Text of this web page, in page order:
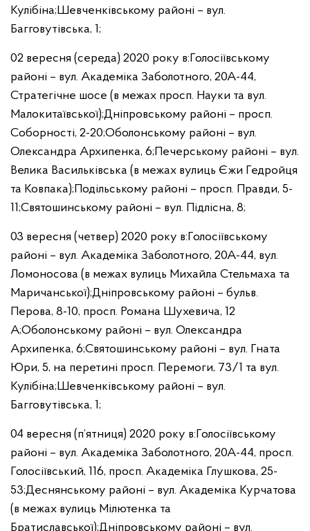
Кулібіна;Шевченківському районі – вул.
Багговутівська, 1;
02 вересня (середа) 2020 року в:Голосіївському
районі – вул. Академіка Заболотного, 20А-44,
Стратегічне шосе (в межах просп. Науки та вул.
Малокитаївської);Дніпровському районі – просп.
Соборності, 2-20;Оболонському районі – вул.
Олександра Архипенка, 6;Печерському районі – вул.
Велика Васильківська (в межах вулиць Єжи Гедройця
та Ковпака);Подільському районі – просп. Правди, 5-
11;Святошинському районі – вул. Підлісна, 8;
03 вересня (четвер) 2020 року в:Голосіївському
районі – вул. Академіка Заболотного, 20А-44, вул.
Ломоносова (в межах вулиць Михайла Стельмаха та
Маричанської);Дніпровському районі – бульв.
Перова, 8-10, просп. Романа Шухевича, 12
А;Оболонському районі – вул. Олександра
Архипенка, 6;Святошинському районі – вул. Гната
Юри, 5, на перетині просп. Перемоги, 73/1 та вул.
Кулібіна;Шевченківському районі – вул.
Багговутівська, 1;
04 вересня (п’ятниця) 2020 року в:Голосіївському
районі – вул. Академіка Заболотного, 20А-44, просп.
Голосіївський, 116, просп. Академіка Глушкова, 25-
53;Деснянському районі – вул. Академіка Курчатова
(в межах вулиць Мілютенка та
Братиславської);Дніпровському районі – вул.